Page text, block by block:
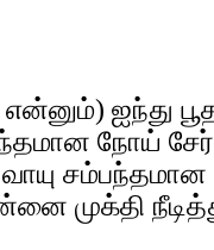
ஐந்து
நோய்
முக்தி